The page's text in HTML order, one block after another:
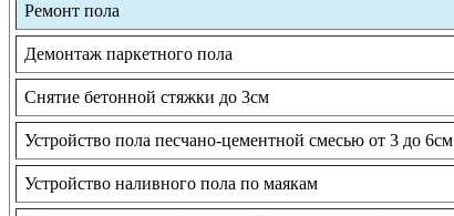
Ремонт пола
Демонтаж паркетного пола
Снятие бетонной стяжки до 3см
Устройство пола песчано-цементной смесью от 3 до 6см
Устройство наливного пола по маякам